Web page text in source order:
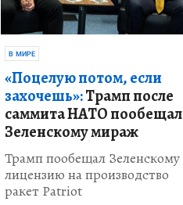
В МИРЕ
«Поцелую потом, если
захочешь»:Трамп после
саммита НАТО пообещал
Зеленскому мираж
Трамп пообещал Зеленскому
лицензию на производство
ракет Patriot